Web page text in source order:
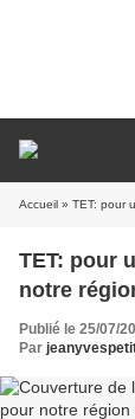
Accueil » TET: pour
TET: pour
notre
Publié le 25/07/
Par